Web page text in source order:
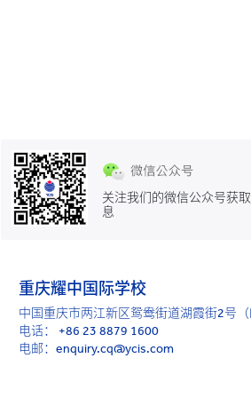
关注我们的微信公众号获
息
重庆耀中国际学校
中国重庆市两江新区鸳鸯街道湖霞街2号（
电话： +86 23 8879 1600
电邮：enquiry.cq@ycis.com